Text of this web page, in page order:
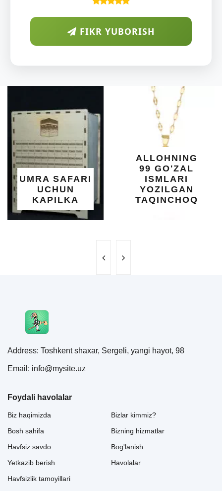
FIKR YUBORISH
SAFARI
UCHUN
ALLOHNING
99 GO'ZAL
ISMLARI
YOZILGAN
TAQINCHOQ
Address: Toshkent shaxar, Sergeli, yangi hayot, 98
Email: info@mysite.uz
Foydali havolalar
Biz haqimizda
Bosh sahifa
Havfsiz savdo
Yetkazib berish
Havfsizlik tamoyillari
Bizlar kimmiz?
Bizning hizmatlar
Bog'lanish
Havolalar